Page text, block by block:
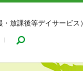
放課後等デイサービス）